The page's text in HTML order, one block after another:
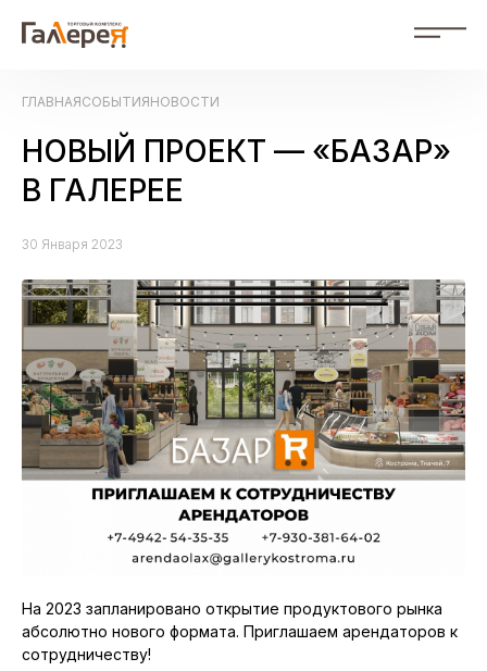
RU Russian
События
Магазины
Схема ТК
О нас
Фотогалерея
Контакты
Рекламодателям
Документы
Свободные помещения
Презентация ТК Галерея
Транспортная доступность
ГЛАВНАЯСОБЫТИЯНОВОСТИ
НОВЫЙ ПРОЕКТ — «БАЗАР»
В ГАЛЕРЕЕ
30 Января 2023
На 2023 запланировано открытие продуктового рынка
абсолютно нового формата. Приглашаем арендаторов к
сотрудничеству!